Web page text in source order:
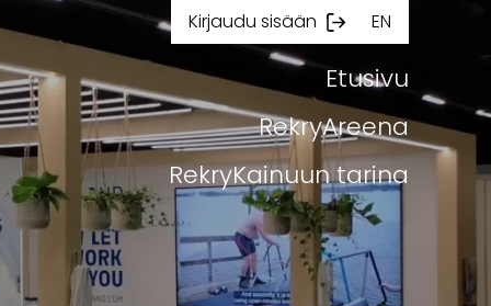
Kirjaudu sisään EN
Etusivu
RekryAreena
RekryKainuun tarina